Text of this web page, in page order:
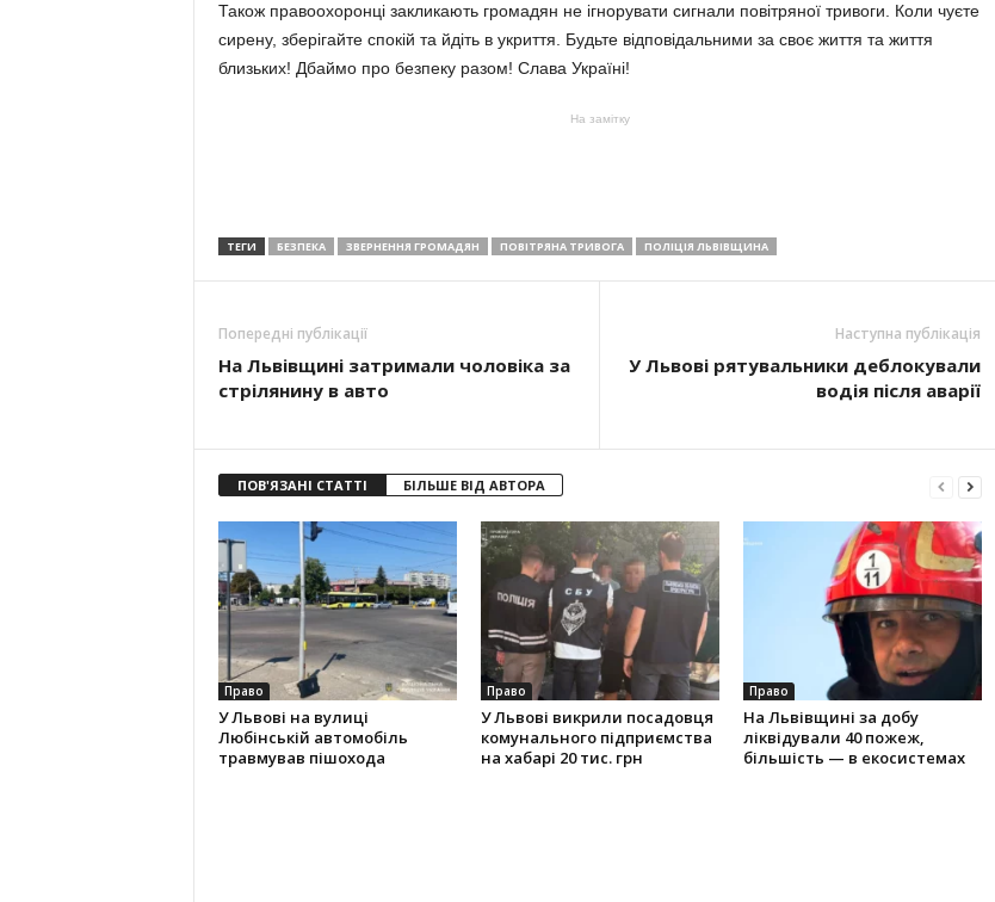
Також правоохоронці закликають громадян не ігнорувати сигнали повітряної тривоги. Коли чуєте
сирену, зберігайте спокій та йдіть в укриття. Будьте відповідальними за своє життя та життя
близьких! Дбаймо про безпеку разом! Слава Україні!
На замітку
ТЕГИ БЕЗПЕКА ЗВЕРНЕННЯ ГРОМАДЯН ПОВІТРЯНА ТРИВОГА ПОЛІЦІЯ ЛЬВІВЩИНА
Попередні публікації
На Львівщині затримали чоловіка за
стрілянину в авто
Наступна публікація
У Львові рятувальники деблокували
водія після аварії
ПОВ'ЯЗАНІ СТАТТІ БІЛЬШЕ ВІД АВТОРА
Право
У Львові на вулиці
Любінській автомобіль
травмував пішохода
Право
У Львові викрили посадовця
комунального підприємства
на хабарі 20 тис. грн
Право
На Львівщині за добу
ліквідували 40 пожеж,
більшість — в екосистемах